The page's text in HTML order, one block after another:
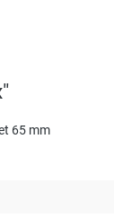
65 mm